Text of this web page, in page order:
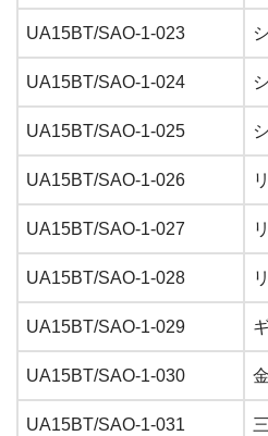
UA15BT/SAO-1-023
UA15BT/SAO-1-024
UA15BT/SAO-1-025
UA15BT/SAO-1-026
UA15BT/SAO-1-027
UA15BT/SAO-1-028
UA15BT/SAO-1-029
UA15BT/SAO-1-030
UA15BT/SAO-1-031